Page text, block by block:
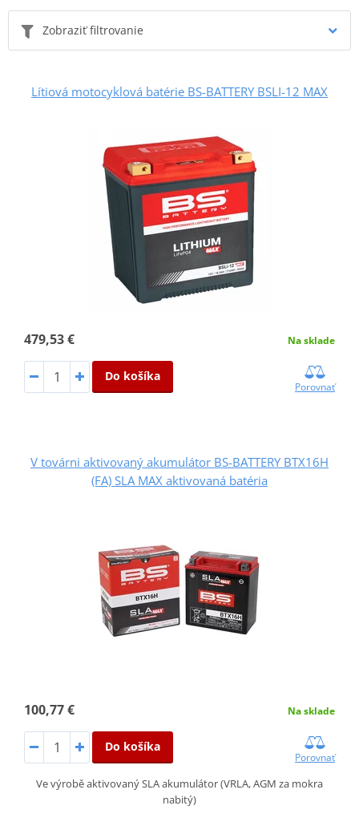
Zobraziť filtrovanie
Lítiová motocyklová batérie BS-BATTERY BSLI-12 MAX
479,53 € Na sklade
Do košíka
Porovnať
V továrni aktivovaný akumulátor BS-BATTERY BTX16H
(FA) SLA MAX aktivovaná batéria
100,77 € Na sklade
Do košíka
Porovnať
Ve výrobě aktivovaný SLA akumulátor (VRLA, AGM za mokra
nabitý)